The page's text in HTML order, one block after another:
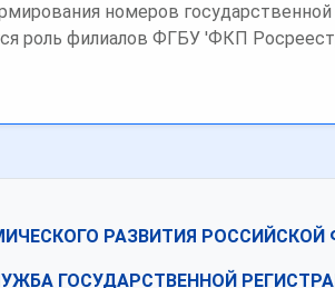
номеров государственной
роль филиалов ФГБУ 'ФКП
РАЗВИТИЯ РОССИЙСКОЙ
ГОСУДАРСТВЕННОЙ